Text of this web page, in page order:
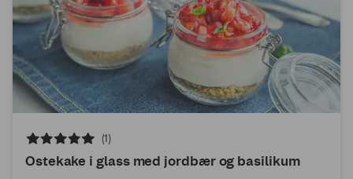
(1)
Ostekake i glass med jordbær og basilikum